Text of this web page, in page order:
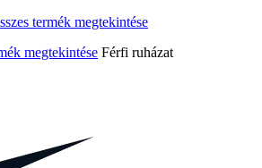
megtekintése Férfi ruházat